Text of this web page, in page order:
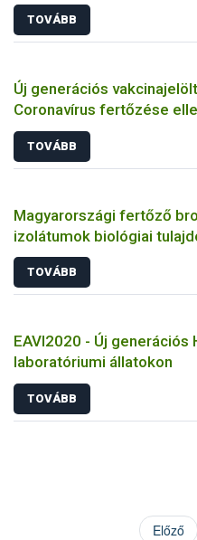
TOVÁBB
Új generációs
Coronavírus fertőzése
TOVÁBB
Magyarországi fertőző
izolátumok biológiai
állatkísérletes és
TOVÁBB
EAVI2020 - Új generációs
laboratóriumi állatokon
TOVÁBB
Előző